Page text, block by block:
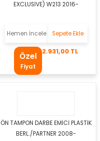
EXCLUSIVE) W213 2016-
Hemen İncele Sepete Ekle
Özel
Fiyat
2.931,00 TL
ÖN TAMPON DARBE EMİCİ PLASTİK
BERL./PARTNER 2008-